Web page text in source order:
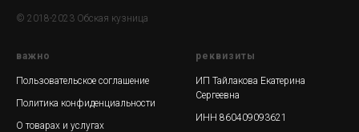
© 2018-2023 Обская кузница
важно
Пользовательское соглашение
Политика конфиденциальности
О товарах и услугах
реквизиты
ИП Тайлакова Екатерина
Сергеевна
ИНН 860409093621